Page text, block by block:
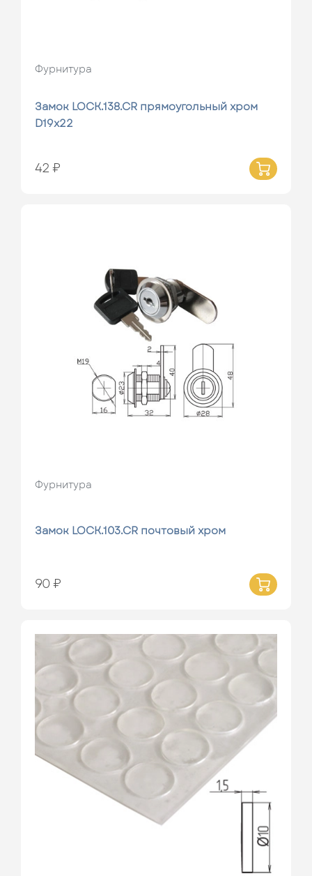
Фурнитура
Замок LOCK.138.CR прямоугольный хром
D19х22
42 ₽
Фурнитура
Замок LOCK.103.CR почтовый хром
90 ₽